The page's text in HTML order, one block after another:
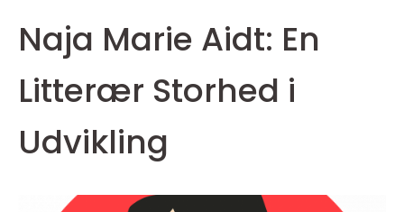
Naja Marie Aidt: En
Litterær Storhed i
Udvikling